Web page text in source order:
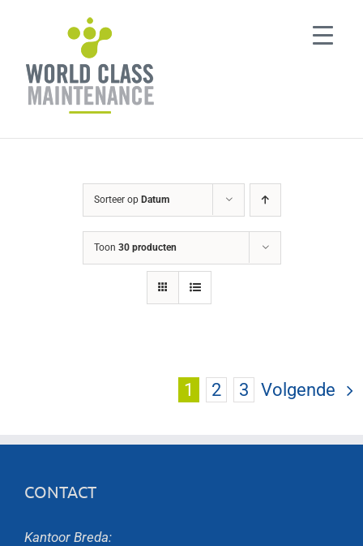
Sorteer op Datum
Toon 30 producten
1 2 3 Volgende
CONTACT
Kantoor Breda: